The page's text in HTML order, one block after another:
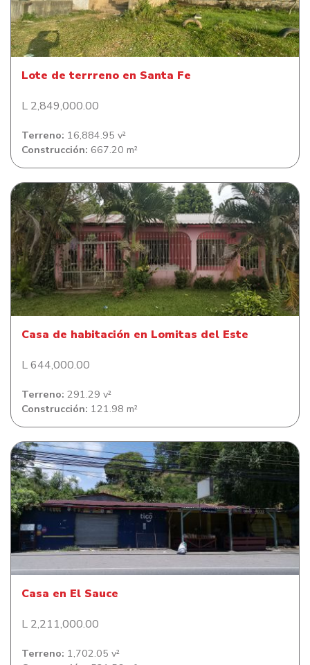
Lote de terrreno en Santa Fe
Lote de terrreno en Santa Fe
L 2,849,000.00
Terreno: 16,884.95 v²
Construcción: 667.20 m²
Casa de habitación en Lomitas del Este
Casa de habitación en Lomitas del Este
L 644,000.00
Terreno: 291.29 v²
Construcción: 121.98 m²
Casa en El Sauce
Casa en El Sauce
L 2,211,000.00
Terreno: 1,702.05 v²